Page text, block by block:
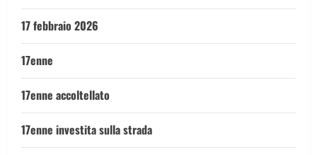
17 febbraio 2026
17enne
17enne accoltellato
17enne investita sulla strada